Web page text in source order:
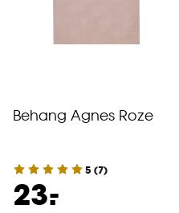
Behang Agnes Roze
5 (7)
23.
-